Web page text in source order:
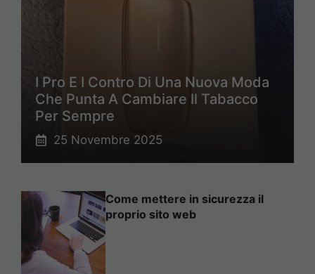
I Pro E I Contro Di Una Nuova Moda
Che Punta A Cambiare Il Tabacco
Per Sempre
25 Novembre 2025
Come mettere in sicurezza il
proprio sito web